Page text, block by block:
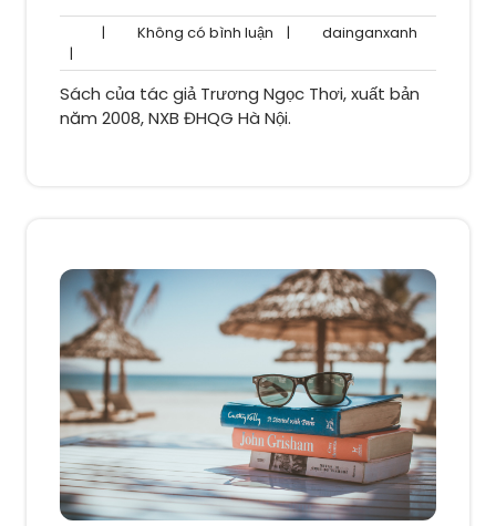
| Không có bình luận Không
bình
luận
| dainganxanh
|
Sách của tác giả Trương Ngọc Thơi, xuất bản
năm 2008, NXB ĐHQG Hà Nội.